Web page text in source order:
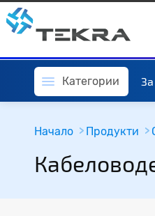
Категории
Начало Продукти